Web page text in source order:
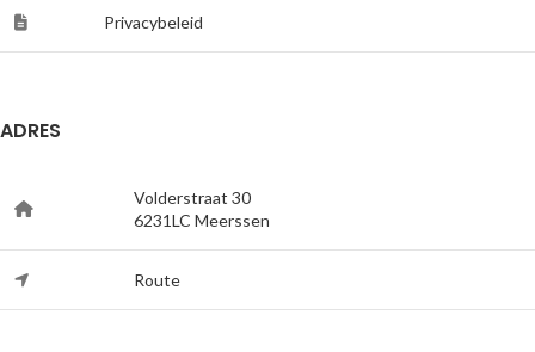
Privacybeleid
ADRES
Volderstraat 30
6231LC Meerssen
Route